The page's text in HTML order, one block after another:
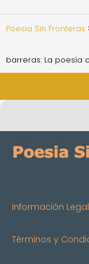
Poesia Sin Fronteras
barreras: La poesía
Información Legal
Términos y